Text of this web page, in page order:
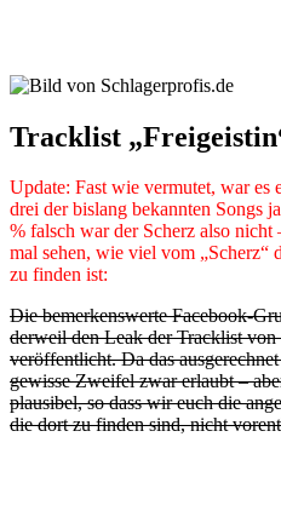
Tracklist
Update: Fast wie vermutet, war
drei der bislang bekannten Songs
% falsch war der Scherz also nicht
mal sehen, wie viel vom „Scherz“
zu finden ist:
Die bemerkenswerte Facebook-
derweil den Leak der Tracklist
veröffentlicht. Da das
gewisse Zweifel zwar erlaubt –
plausibel, so dass wir euch die
die dort zu finden sind, nicht